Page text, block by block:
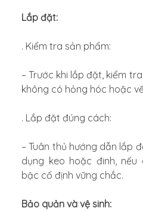
Lắp đặt:
. Kiểm tra sản phẩm:
– Trước khi lắp đặt, kiểm
không có hỏng hóc hoặc
. Lắp đặt đúng cách:
– Tuân thủ hướng dẫn lắp
dụng keo hoặc đinh,
bậc cố định vững chắc.
Bảo quản và vệ sinh: